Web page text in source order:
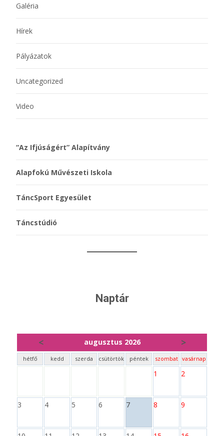
Galéria
Hírek
Pályázatok
Uncategorized
Video
“Az Ifjúságért” Alapítvány
Alapfokú Művészeti Iskola
TáncSport Egyesület
Táncstúdió
Naptár
< augusztus 2026 >
hétfő kedd szerda csütörtök péntek szombat vasárnap
1 2
3 4 5 6 7 8 9